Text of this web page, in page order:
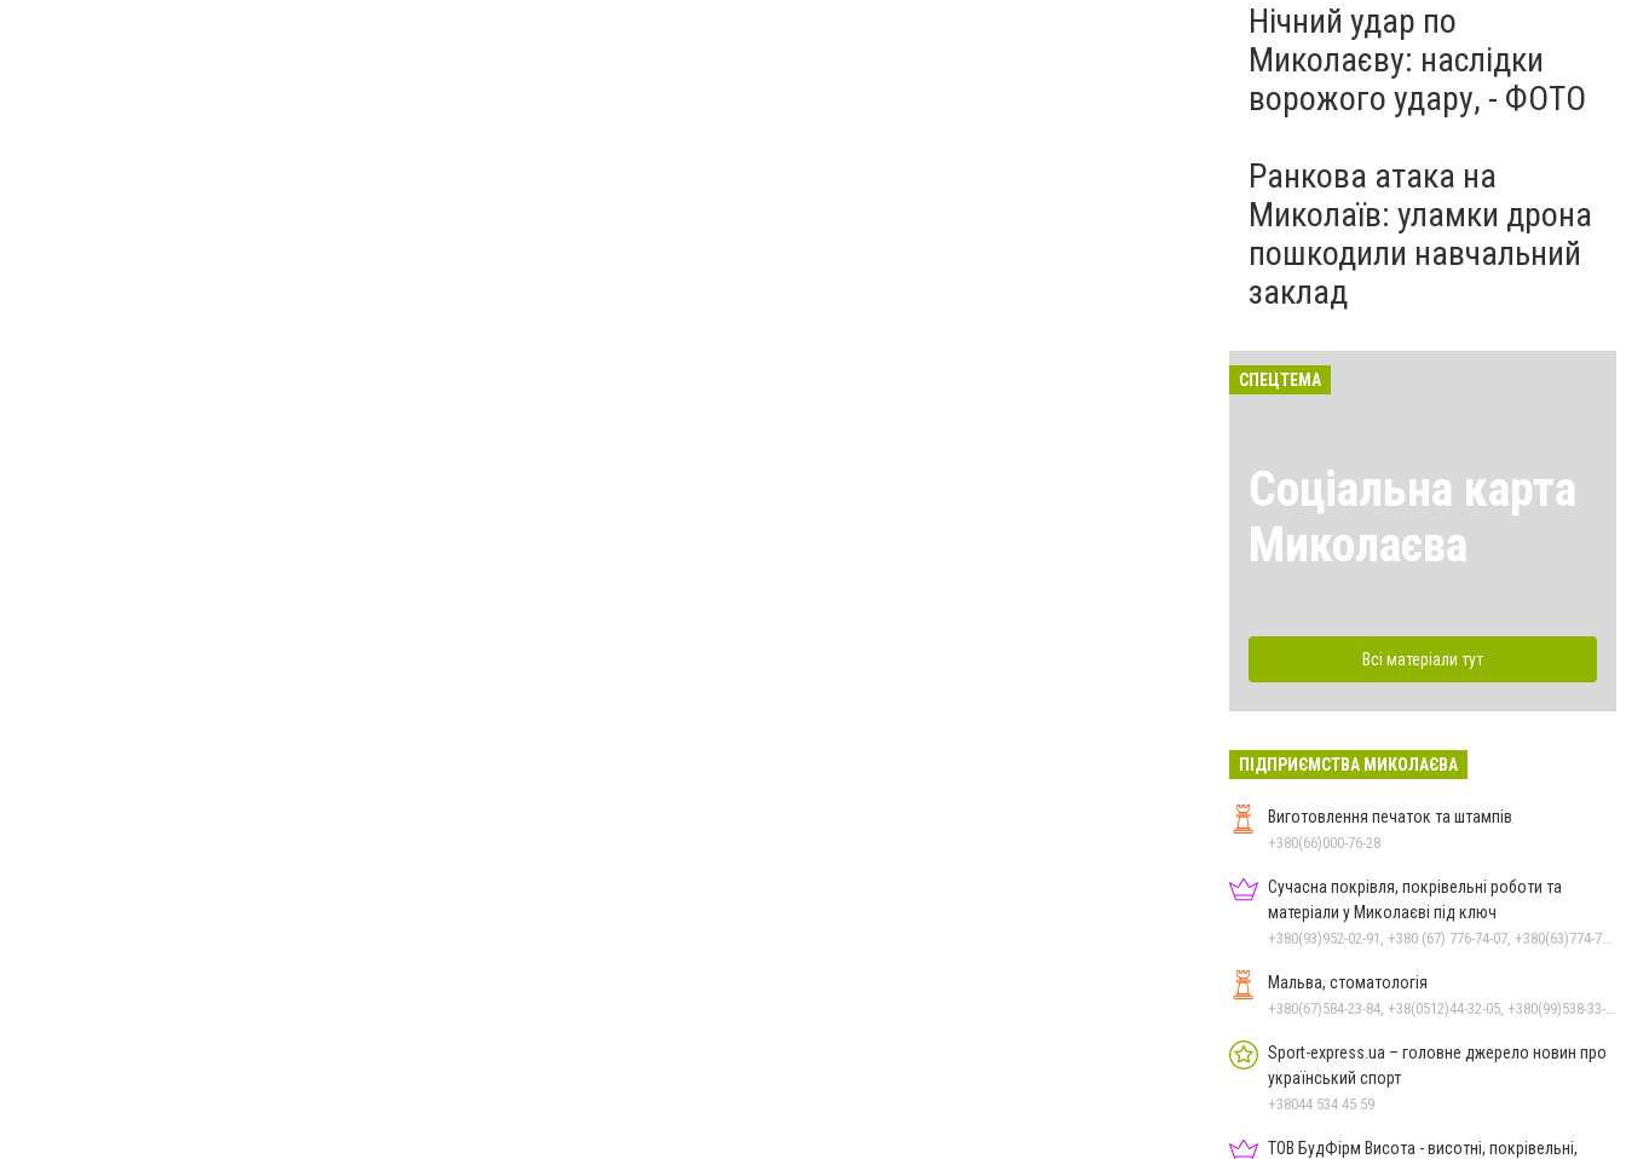
Нічний удар по
Миколаєву: наслідки
ворожого удару, - ФОТО
Ранкова атака на
Миколаїв: уламки дрона
пошкодили навчальний
заклад
СПЕЦТЕМА
Соціальна карта
Миколаєва
Всі матеріали тут
ПІДПРИЄМСТВА МИКОЛАЄВА
Виготовлення печаток та штампів
+380(66)000-76-28
Сучасна покрівля, покрівельні роботи та
матеріали у Миколаєві під ключ
Мальва, стоматологія
Sport-express.ua – головне джерело новин про
український спорт
+38044 534 45 59
ТОВ БудФірм Висота - висотні, покрівельні,